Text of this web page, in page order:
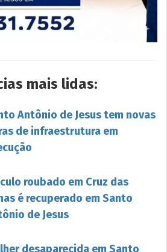
mais lidas:
Antônio de Jesus tem novas
de infraestrutura em
roubado em Cruz das
é recuperado em Santo
de Jesus
desaparecida em Santo